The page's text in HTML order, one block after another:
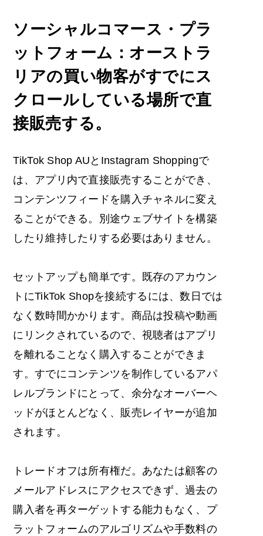
ソーシャルコマース・プラ
ットフォーム：オーストラ
リアの買い物客がすでにス
クロールしている場所で直
接販売する。
TikTok Shop AUとInstagram Shoppingで
は、アプリ内で直接販売することができ、
コンテンツフィードを購入チャネルに変え
ることができる。別途ウェブサイトを構築
したり維持したりする必要はありません。
セットアップも簡単です。既存のアカウン
トにTikTok Shopを接続するには、数日では
なく数時間かかります。商品は投稿や動画
にリンクされているので、視聴者はアプリ
を離れることなく購入することができま
す。すでにコンテンツを制作しているアパ
レルブランドにとって、余分なオーバーヘ
ッドがほとんどなく、販売レイヤーが追加
されます。
トレードオフは所有権だ。あなたは顧客の
メールアドレスにアクセスできず、過去の
購入者を再ターゲットする能力もなく、プ
ラットフォームのアルゴリズムや手数料の